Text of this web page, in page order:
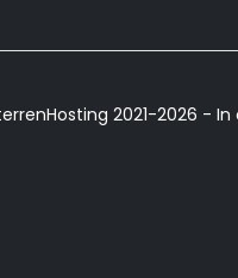
2021-2026 -